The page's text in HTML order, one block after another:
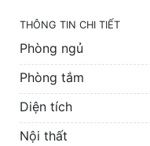
THÔNG TIN CHI TIẾT
Phòng ngủ
Phòng tắm
Diện tích
Nội thất